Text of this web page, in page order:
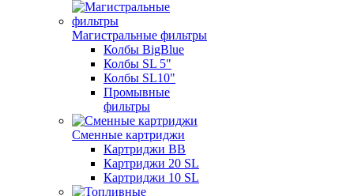
Магистральные фильтры
Колбы BigBlue
Колбы SL 5"
Колбы SL10"
Промывные
фильтры
Сменные картриджи
Картриджи BB
Картриджи 20 SL
Картриджи 10 SL